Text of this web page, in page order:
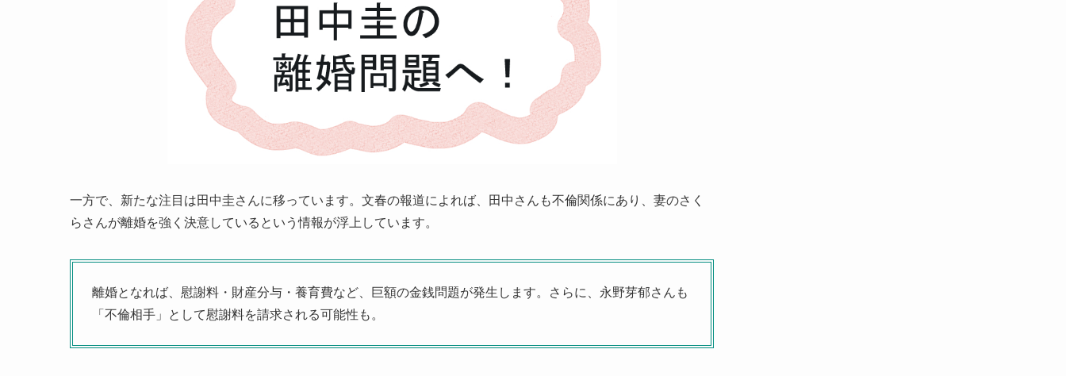
一方で、新たな注目は田中圭さんに移っています。文春の報道によれば、田中さんも不倫関係にあり、妻のさく
らさんが離婚を強く決意しているという情報が浮上しています。
離婚となれば、慰謝料・財産分与・養育費など、巨額の金銭問題が発生します。さらに、永野芽郁さんも
「不倫相手」として慰謝料を請求される可能性も。